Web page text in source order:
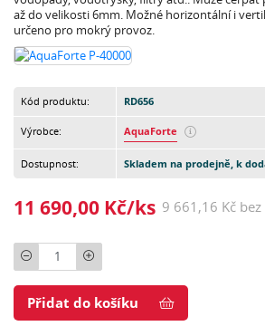
až do velikosti 6mm. Možné horizontální i
určeno pro mokrý provoz.
Kód produktu: RD656
Výrobce: AquaForte
Dostupnost: Skladem na prodejně, k
11 690,00 Kč/ks 9 661,16 Kč bez
Počet
Přidat do košíku